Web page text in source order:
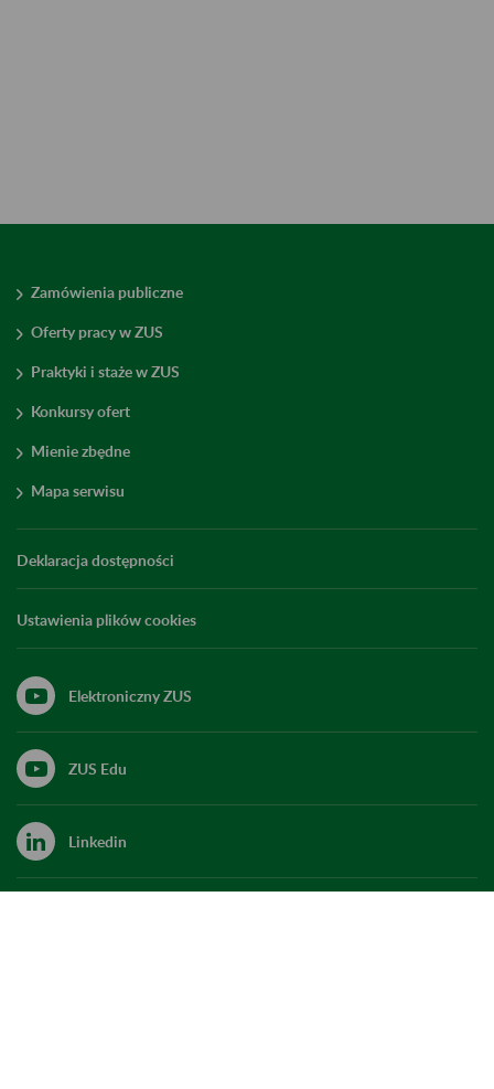
Zamówienia publiczne
Oferty pracy w ZUS
Praktyki i staże w ZUS
Konkursy ofert
Mienie zbędne
Mapa serwisu
Deklaracja dostępności
Ustawienia plików cookies
Elektroniczny ZUS
ZUS Edu
Linkedin